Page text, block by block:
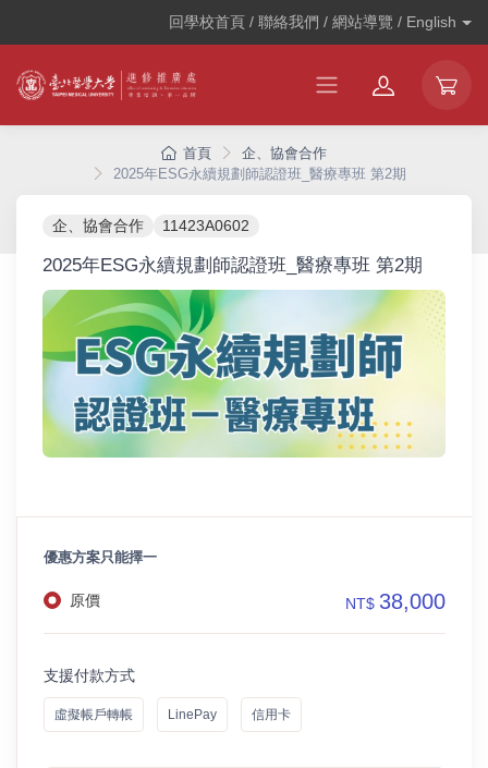
回學校首頁 / 聯絡我們 / 網站導覽 / English
首頁
企、協會合作
2025年ESG永續規劃師認證班_醫療專班 第2期
企、協會合作 11423A0602
2025年ESG永續規劃師認證班_醫療專班 第2期
優惠方案只能擇一
原價 NT$ 38,000
支援付款方式
虛擬帳戶轉帳 LinePay 信用卡